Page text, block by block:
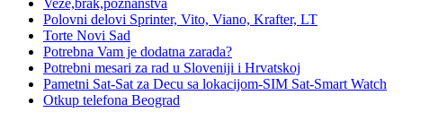
Polovni delovi Sprinter, Vito, Viano, Krafter, LT
Torte Novi Sad
Potrebna Vam je dodatna zarada?
Potrebni mesari za rad u Sloveniji i Hrvatskoj
Pametni Sat-Sat za Decu sa lokacijom-SIM Sat-Smart Watch
Otkup telefona Beograd